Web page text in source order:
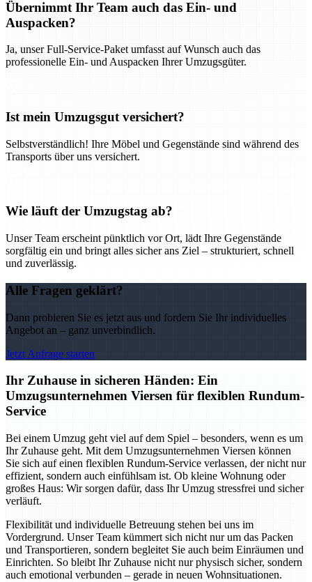
Übernimmt Ihr Team auch das Ein- und
Auspacken?
Ja, unser Full-Service-Paket umfasst auf Wunsch auch das
professionelle Ein- und Auspacken Ihrer Umzugsgüter.
Ist mein Umzugsgut versichert?
Selbstverständlich! Ihre Möbel und Gegenstände sind während des
Transports über uns versichert.
Wie läuft der Umzugstag ab?
Unser Team erscheint pünktlich vor Ort, lädt Ihre Gegenstände
sorgfältig ein und bringt alles sicher ans Ziel – strukturiert, schnell
und zuverlässig.
Alle Fragen geklärt?
Dann probieren Sie es jetzt aus und fordern Sie Ihr individuelles
Angebot an – ganz unverbindlich.
Jetzt Anfrage starten
Ihr Zuhause in sicheren Händen: Ein
Umzugsunternehmen Viersen für flexiblen Rundum-
Service
Bei einem Umzug geht viel auf dem Spiel – besonders, wenn es um
Ihr Zuhause geht. Mit dem Umzugsunternehmen Viersen können
Sie sich auf einen flexiblen Rundum-Service verlassen, der nicht nur
effizient, sondern auch einfühlsam ist. Ob kleine Wohnung oder
großes Haus: Wir sorgen dafür, dass Ihr Umzug stressfrei und sicher
verläuft.
Flexibilität und individuelle Betreuung stehen bei uns im
Vordergrund. Unser Team kümmert sich nicht nur um das Packen
und Transportieren, sondern begleitet Sie auch beim Einräumen und
Einrichten. So bleibt Ihr Zuhause nicht nur physisch sicher, sondern
auch emotional verbunden – gerade in neuen Wohnsituationen.